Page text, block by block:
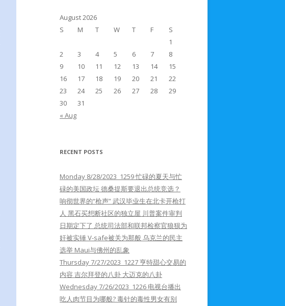
August 2026
S
M T W T F
S
1
2
3 4 5 6 7
8
9
10 11 12 13 14
15
16
17 18 19 20 21
22
23
24 25 26 27 28
29
30
31
« Aug
RECENT POSTS
Monday 8/28/2023 1259 忙碌的夏天与忙
碌的美国政坛 德桑提斯要退出总统竞选？
响彻世界的“枪声” 武汉毕业生在北卡开枪打
人 黑石买想断社区的独立屋 川普案件审判
日期定下了 总统司法部和联邦检察官狼狈为
奸被实锤 V-safe被关为那般 乌克兰的民主
选举 Maui与佛州的乱象
Thursday 7/27/2023 1227 亨特甜心交易的
内容 吉尔拜登的八卦 大迈克的八卦
Wednesday 7/26/2023 1226 电视台播出
吃人肉节目为哪般? 毒针的毒性男女有别